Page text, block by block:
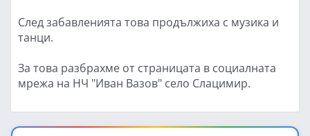
След забавленията това продължиха с музика и
танци.
За това разбрахме от страницата в социалната
мрежа на НЧ "Иван Вазов" село Слацимир.